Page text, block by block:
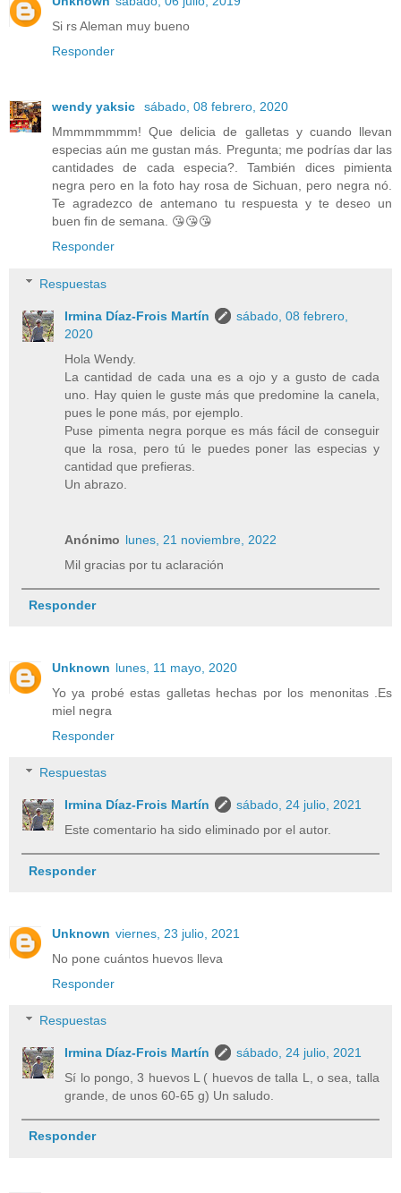
Si rs Aleman muy bueno
Responder
wendy yaksic
sábado, 08 febrero, 2020
Mmmmmmmm! Que delicia de galletas y cuando llevan
especias aún me gustan más. Pregunta; me podrías dar las
cantidades de cada especia?. También dices pimienta
negra pero en la foto hay rosa de Sichuan, pero negra nó.
Te agradezco de antemano tu respuesta y te deseo un
buen fin de semana. 😘😘😘
Responder
Respuestas
Irmina Díaz-Frois Martín
sábado, 08 febrero,
2020
Hola Wendy.
La cantidad de cada una es a ojo y a gusto de cada
uno. Hay quien le guste más que predomine la canela,
pues le pone más, por ejemplo.
Puse pimenta negra porque es más fácil de conseguir
que la rosa, pero tú le puedes poner las especias y
cantidad que prefieras.
Un abrazo.
Anónimo lunes, 21 noviembre, 2022
Mil gracias por tu aclaración
Responder
Unknown lunes, 11 mayo, 2020
Yo ya probé estas galletas hechas por los menonitas .Es
miel negra
Responder
Respuestas
Irmina Díaz-Frois Martín
sábado, 24 julio, 2021
Este comentario ha sido eliminado por el autor.
Responder
Unknown viernes, 23 julio, 2021
No pone cuántos huevos lleva
Responder
Respuestas
Irmina Díaz-Frois Martín
sábado, 24 julio, 2021
Sí lo pongo, 3 huevos L ( huevos de talla L, o sea, talla
grande, de unos 60-65 g) Un saludo.
Responder